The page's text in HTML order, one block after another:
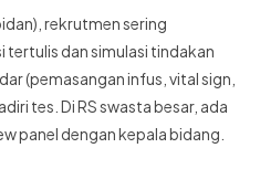
rekrutmen sering
dan simulasi tindakan
(pemasangan infus, vital sign,
tes. Di RS swasta besar, ada
panel dengan kepala bidang.